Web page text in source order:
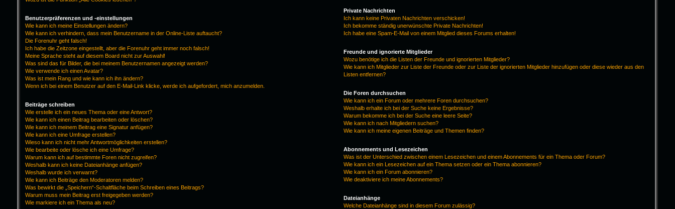
Benutzerpräferenzen und -einstellungen
Wie kann ich meine Einstellungen ändern?
Wie kann ich verhindern, dass mein Benutzername in der Online-Liste auftaucht?
Die Forenuhr geht falsch!
Ich habe die Zeitzone eingestellt, aber die Forenuhr geht immer noch falsch!
Meine Sprache steht auf diesem Board nicht zur Auswahl!
Was sind das für Bilder, die bei meinem Benutzernamen angezeigt werden?
Wie verwende ich einen Avatar?
Was ist mein Rang und wie kann ich ihn ändern?
Wenn ich bei einem Benutzer auf den E-Mail-Link klicke, werde ich aufgefordert, mich anzumelden.
Beiträge schreiben
Wie erstelle ich ein neues Thema oder eine Antwort?
Wie kann ich einen Beitrag bearbeiten oder löschen?
Wie kann ich meinem Beitrag eine Signatur anfügen?
Wie kann ich eine Umfrage erstellen?
Wieso kann ich nicht mehr Antwortmöglichkeiten erstellen?
Wie bearbeite oder lösche ich eine Umfrage?
Warum kann ich auf bestimmte Foren nicht zugreifen?
Weshalb kann ich keine Dateianhänge anfügen?
Weshalb wurde ich verwarnt?
Wie kann ich Beiträge den Moderatoren melden?
Was bewirkt die „Speichern“-Schaltfläche beim Schreiben eines Beitrags?
Warum muss mein Beitrag erst freigegeben werden?
Wie markiere ich ein Thema als neu?
Private Nachrichten
Ich kann keine Privaten Nachrichten verschicken!
Ich bekomme ständig unerwünschte Private Nachrichten!
Ich habe eine Spam-E-Mail von einem Mitglied dieses Forums erhalten!
Freunde und ignorierte Mitglieder
Wozu benötige ich die Listen der Freunde und ignorierten Mitglieder?
Wie kann ich Mitglieder zur Liste der Freunde oder zur Liste der ignorierten Mitglieder hinzufügen oder diese wieder aus den
Listen entfernen?
Die Foren durchsuchen
Wie kann ich ein Forum oder mehrere Foren durchsuchen?
Weshalb erhalte ich bei der Suche keine Ergebnisse?
Warum bekomme ich bei der Suche eine leere Seite?
Wie kann ich nach Mitgliedern suchen?
Wie kann ich meine eigenen Beiträge und Themen finden?
Abonnements und Lesezeichen
Was ist der Unterschied zwischen einem Lesezeichen und einem Abonnements für ein Thema oder Forum?
Wie kann ich ein Lesezeichen auf ein Thema setzen oder ein Thema abonnieren?
Wie kann ich ein Forum abonnieren?
Wie deaktiviere ich meine Abonnements?
Dateianhänge
Welche Dateianhänge sind in diesem Forum zulässig?